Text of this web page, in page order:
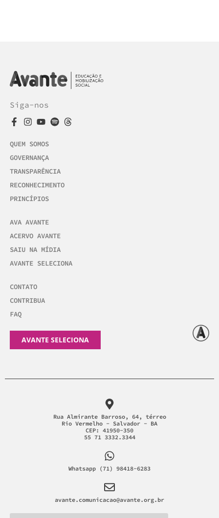
Siga-nos
QUEM SOMOS
GOVERNANÇA
TRANSPARÊNCIA
RECONHECIMENTO
PRINCÍPIOS
AVA AVANTE
ACERVO AVANTE
SAIU NA MÍDIA
AVANTE SELECIONA
CONTATO
CONTRIBUA
FAQ
AVANTE SELECIONA
Rua Almirante Barroso, 64, térreo
Rio Vermelho - Salvador - BA
CEP: 41950-350
55 71 3332.3344
Whatsapp (71) 98418-6283
avante.comunicacao@avante.org.br